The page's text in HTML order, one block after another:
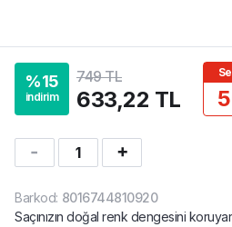
%15
indirim
749 TL
633,22 TL
1
Barkod: 8016744810920
Saçınızın doğal renk dengesini